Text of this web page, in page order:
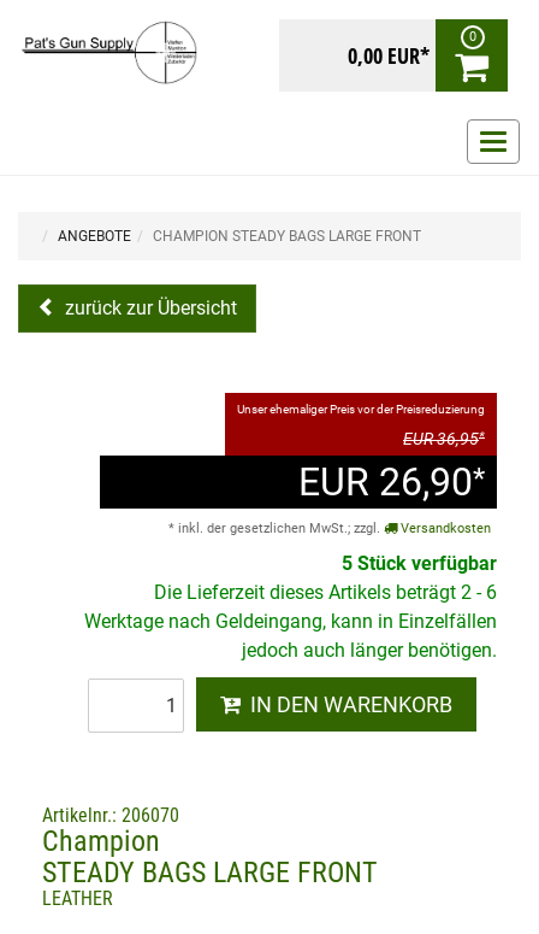
0,00 EUR*
0
ein-/
ANGEBOTE CHAMPION STEADY BAGS LARGE FRONT
zurück zur Übersicht
Unser ehemaliger Preis vor der Preisreduzierung
EUR 36,95*
EUR 26,90*
* inkl. der gesetzlichen MwSt.; zzgl. Versandkosten
5 Stück verfügbar
Die Lieferzeit dieses Artikels beträgt 2 - 6
Werktage nach Geldeingang, kann in Einzelfällen
jedoch auch länger benötigen.
IN DEN WARENKORB
Artikelnr.: 206070
Champion
STEADY BAGS LARGE FRONT
LEATHER